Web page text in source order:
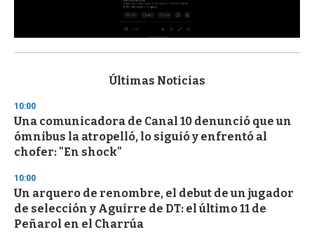
s
d
s
o
f
3
s
e
c
o
n
Últimas Noticias
10:00
Una comunicadora de Canal 10 denunció que un
ómnibus la atropelló, lo siguió y enfrentó al
chofer: "En shock"
10:00
Un arquero de renombre, el debut de un jugador
de selección y Aguirre de DT: el último 11 de
Peñarol en el Charrúa